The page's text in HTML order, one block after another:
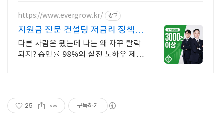
https://www.evergrow.kr/ 광고
지원금 전문 컨설팅 저금리 정책자
금 지금 신청
다른 사람은 됐는데 나는 왜 자꾸 탈락
되지? 승인률 98%의 실전 노하우 제
25 구독하기